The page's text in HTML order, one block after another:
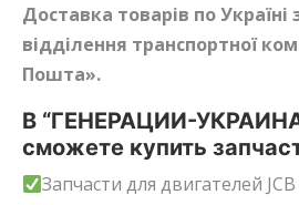
Доставка товарів по Україні
відділення транспортної
Пошта».
В “ГЕНЕРАЦИИ-
сможете купить
Запчасти для двигателей JCB